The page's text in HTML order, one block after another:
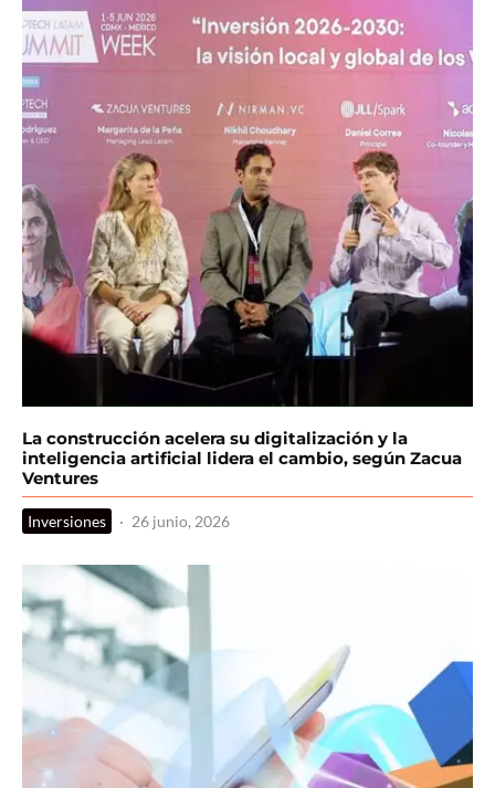
La construcción acelera su digitalización y la
inteligencia artificial lidera el cambio, según Zacua
Ventures
Inversiones · 26 junio, 2026